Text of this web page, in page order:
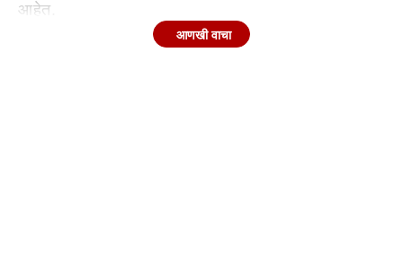
आहेत.
दाक्षिणात्य सुपरस्टार सूर्याचा मोठा चाहतावर्ग आहे. त्यामुळे
आणखी वाचा